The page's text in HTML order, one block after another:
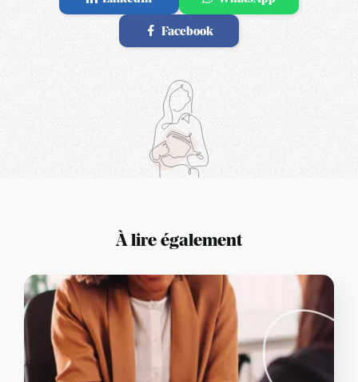
Partager
sur
LinkedIn
Partager
sur
Partager
sur
Facebook
À lire également